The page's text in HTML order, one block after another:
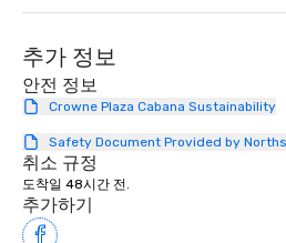
추가 정보
안전 정보
Crowne Plaza Cabana Sustainability
Safety Document Provided by
취소 규정
도착일 48시간 전.
추가하기